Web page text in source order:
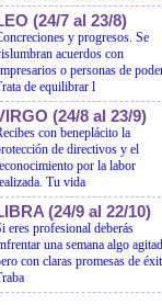
(24/7 al 23/8)
y progresos. Se
acuerdos con
o personas de
de equilibrar l
(24/8 al 23/9)
con beneplácito la
de directivos y el
por la labor
Tu vida
(24/9 al 22/10)
eres profesional deberás
una semana algo
con claras promesas de